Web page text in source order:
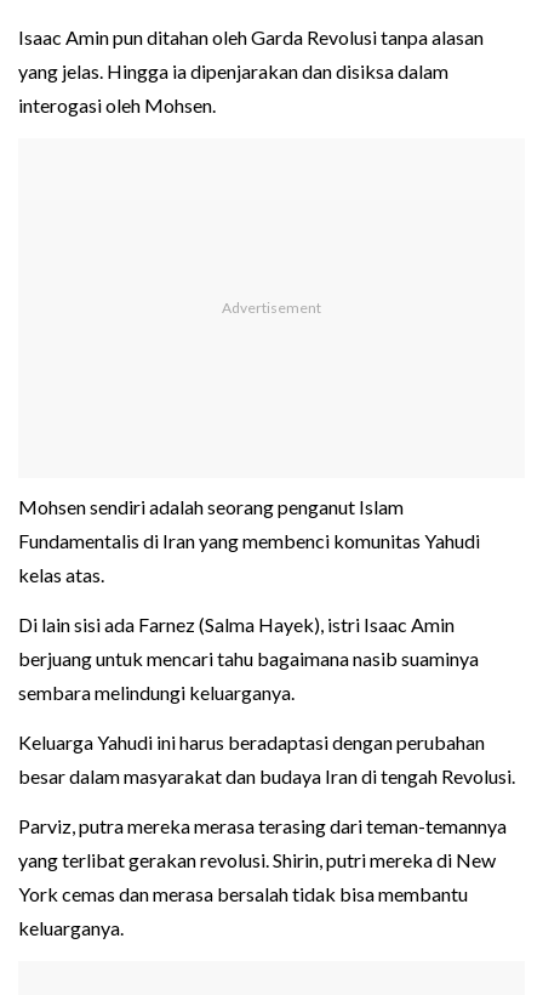
Isaac Amin pun ditahan oleh Garda Revolusi tanpa alasan
yang jelas. Hingga ia dipenjarakan dan disiksa dalam
interogasi oleh Mohsen.
Mohsen sendiri adalah seorang penganut Islam
Fundamentalis di Iran yang membenci komunitas Yahudi
kelas atas.
Di lain sisi ada Farnez (Salma Hayek), istri Isaac Amin
berjuang untuk mencari tahu bagaimana nasib suaminya
sembara melindungi keluarganya.
Keluarga Yahudi ini harus beradaptasi dengan perubahan
besar dalam masyarakat dan budaya Iran di tengah Revolusi.
Parviz, putra mereka merasa terasing dari teman-temannya
yang terlibat gerakan revolusi. Shirin, putri mereka di New
York cemas dan merasa bersalah tidak bisa membantu
keluarganya.